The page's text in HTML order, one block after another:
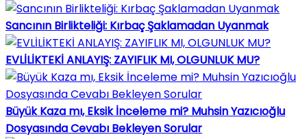
Sancının Birlikteliği: Kırbaç Şaklamadan Uyanmak
EVLİLİKTEKİ ANLAYIŞ: ZAYIFLIK MI, OLGUNLUK MU?
Büyük Kaza mı, Eksik İnceleme mi? Muhsin Yazıcıoğlu
Dosyasında Cevabı Bekleyen Sorular